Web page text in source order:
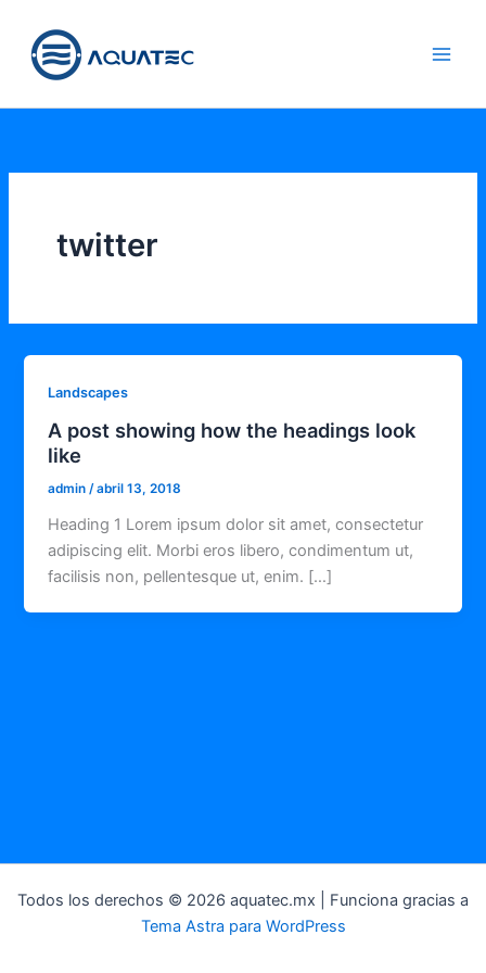
contenido
twitter
Landscapes
A post showing how the headings look
like
admin /abril 13, 2018
Heading 1 Lorem ipsum dolor sit amet, consectetur
adipiscing elit. Morbi eros libero, condimentum ut,
facilisis non, pellentesque ut, enim. […]
Todos los derechos © 2026 aquatec.mx | Funciona gracias a
Tema Astra para WordPress